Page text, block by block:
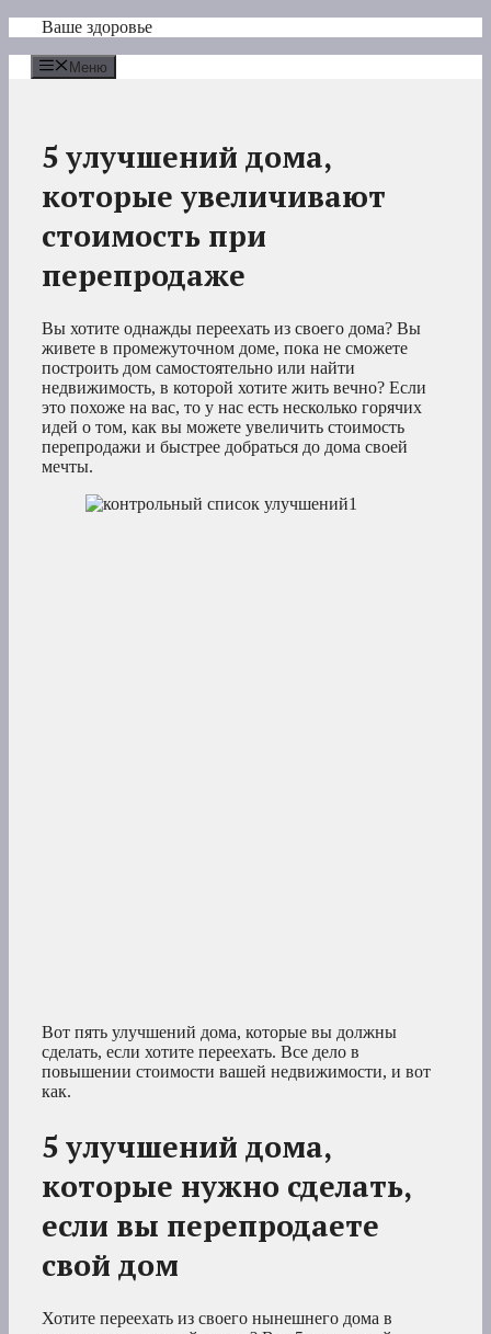
Перейти
содержимому
Ваше здоровье
Меню
5 улучшений дома,
которые увеличивают
стоимость при
перепродаже
Вы хотите однажды переехать из своего дома? Вы
живете в промежуточном доме, пока не сможете
построить дом самостоятельно или найти
недвижимость, в которой хотите жить вечно? Если
это похоже на вас, то у нас есть несколько горячих
идей о том, как вы можете увеличить стоимость
перепродажи и быстрее добраться до дома своей
мечты.
Вот пять улучшений дома, которые вы должны
сделать, если хотите переехать. Все дело в
повышении стоимости вашей недвижимости, и вот
как.
5 улучшений дома,
которые нужно сделать,
если вы перепродаете
свой дом
Хотите переехать из своего нынешнего дома в